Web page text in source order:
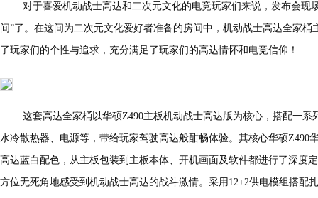
对于喜爱机动战士高达和二次元文化的电竞玩家们来说，发布会现
间”了。在这间为二次元文化爱好者准备的房间中，机动战士高达全家
了玩家们的个性与追求，充分满足了玩家们的高达情怀和电竞信仰！
这套高达全家桶以华硕Z490主板机动战士高达版为核心，搭配一
水冷散热器、电源等，带给玩家驾驶高达般酣畅体验。其核心华硕Z490
高达蓝白配色，从主板包装到主板本体、开机画面及软件都进行了深度
方位无死角地感受到机动战士高达的战斗激情。采用12+2供电模组搭配